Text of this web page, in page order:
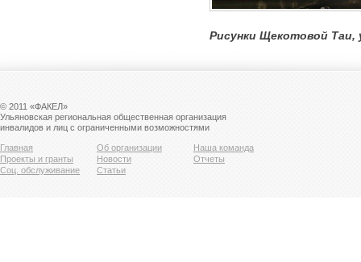
Рисунки Щекотовой
© 2011 «ФАКЕЛ»
Ульяновская региональная общественная организация
инвалидов и лиц с ограниченными возможностями
Главная Об организации
Наша команда
Проекты и гранты
Новости
Отчеты
Соц. обслуживание
Статьи